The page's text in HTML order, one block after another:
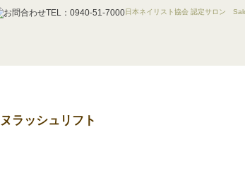
日本ネイリスト協会 認定サロン
ラッシュリフト